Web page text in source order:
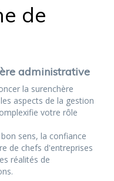
de
administrative
la surenchère
aspects de la gestion
votre rôle
sens, la confiance
de chefs d'entreprises
réalités de